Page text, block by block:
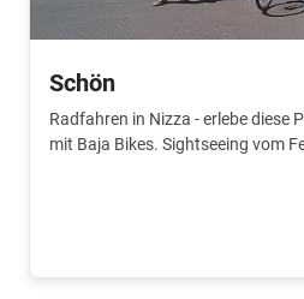
Schön
Radfahren in Nizza - erlebe diese
mit Baja Bikes. Sightseeing vom